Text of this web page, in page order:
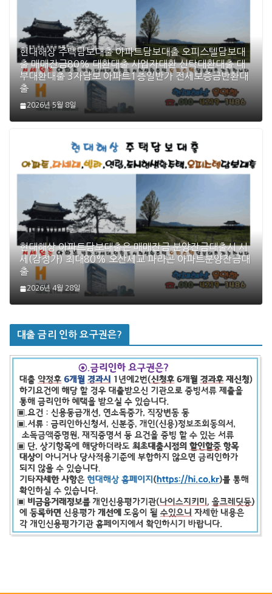
현대해상 주택담보대출 아파트담보대출 오피스텔담보대
출 매매잔금80% 대환대출 사업자대환 신탁대환대출 대
부대환대출 3자담보 아파트1층일반가 전세보증금반환대
출
2026년 5월 8일
현대해상 아파트담보대출은 매매잔금 분양잔금대출시 시
세(감정가) 최대80% 오산세교 파라곤 아파트분양잔금대
출
2026년 4월 28일
대출 금리 인하 요구권은?